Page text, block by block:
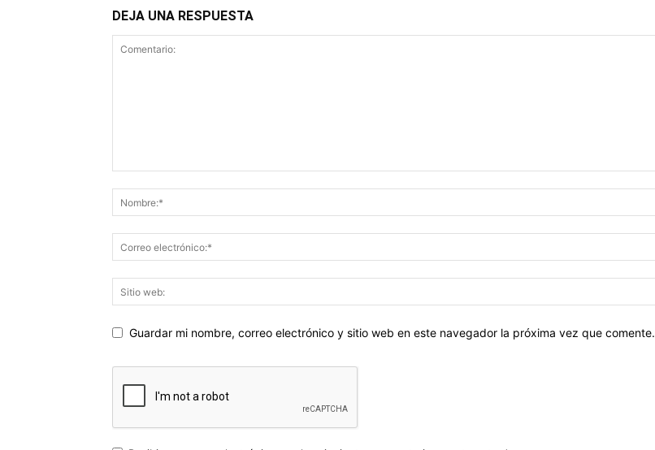
DEJA UNA RESPUESTA
Guardar mi nombre, correo electrónico y sitio web en este navegador la próxima vez que comente.